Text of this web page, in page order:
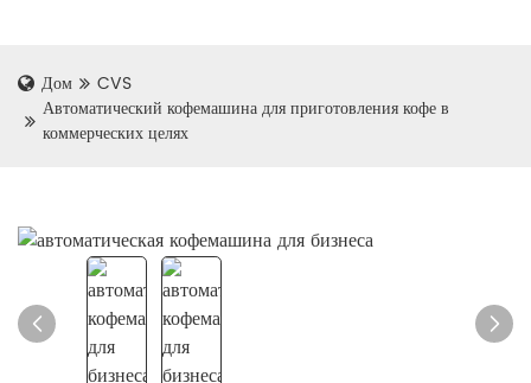
Дом
CVS
Автоматический кофемашина для приготовления кофе в
коммерческих целях